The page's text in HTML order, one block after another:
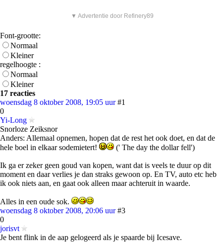
▼ Advertentie door Refinery89
Font-grootte:
Normaal
Kleiner
regelhoogte :
Normaal
Kleiner
17 reacties
woensdag 8 oktober 2008, 19:05 uur #1
0
Yi-Long
Snorloze Zeiksnor
Anders: Allemaal opnemen, hopen dat de rest het ook doet, en dat de
hele boel in elkaar sodemietert!
(' The day the dollar fell')
Ik ga er zeker geen goud van kopen, want dat is veels te duur op dit
moment en daar verlies je dan straks gewoon op. En TV, auto etc heb
ik ook niets aan, en gaat ook alleen maar achteruit in waarde.
Alles in een oude sok.
woensdag 8 oktober 2008, 20:06 uur #3
0
jorisvt
Je bent flink in de aap gelogeerd als je spaarde bij Icesave.